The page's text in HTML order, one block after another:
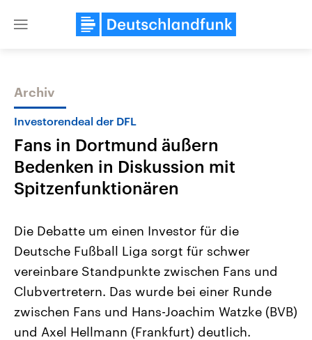
Close
Themen
Aktuelle Beiträge, Analysen und
Hintergründe
Wirtschaftlich und militärisch
gehören die Vereinigten Staaten zu
den mächtigsten Ländern der Erde,
mit großem Einfluss auf das
Aktuelle Lage und
Der Überfall der
Terrororganisation Hamas
Oktober 2023 auf Israel
Region wieder die Gewalt
Israel möchte die Hamas
Diese wird wie die
Libanon vom Iran
Archiv
Investorendeal der DFL
Fans in Dortmund äußern
Bedenken in Diskussion mit
Spitzenfunktionären
Die Debatte um einen Investor für die
Deutsche Fußball Liga sorgt für schwer
vereinbare Standpunkte zwischen Fans und
Clubvertretern. Das wurde bei einer Runde
zwischen Fans und Hans-Joachim Watzke (BVB)
und Axel Hellmann (Frankfurt) deutlich.